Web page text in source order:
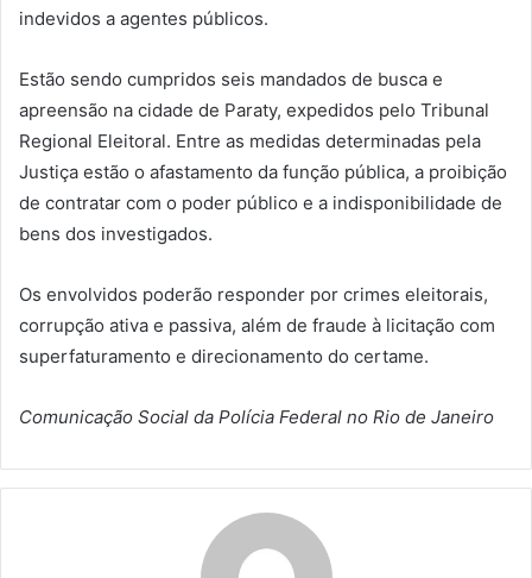
indevidos a agentes públicos.
Estão sendo cumpridos seis mandados de busca e
apreensão na cidade de Paraty, expedidos pelo Tribunal
Regional Eleitoral. Entre as medidas determinadas pela
Justiça estão o afastamento da função pública, a proibição
de contratar com o poder público e a indisponibilidade de
bens dos investigados.
Os envolvidos poderão responder por crimes eleitorais,
corrupção ativa e passiva, além de fraude à licitação com
superfaturamento e direcionamento do certame.
Comunicação Social da Polícia Federal no Rio de Janeiro